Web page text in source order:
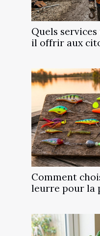
Quels
il offrir aux
Comment
leurre pour la